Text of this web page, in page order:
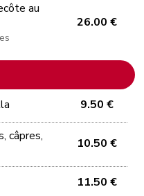
au
26.00 €
9.50 €
câpres,
10.50 €
11.50 €